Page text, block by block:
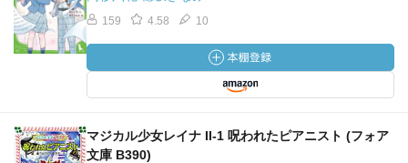
159 4.58 10
マジカル少女レイナ II-1 呪われたピアニスト (フォア
文庫 B390)